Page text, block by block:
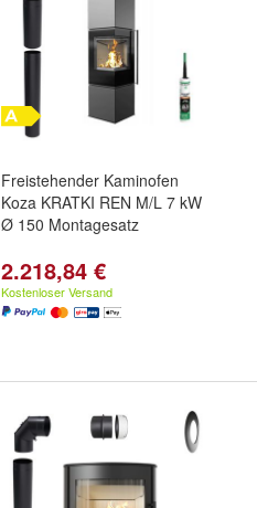
Freistehender Kaminofen
Koza KRATKI REN M/L 7 kW
Ø 150 Montagesatz
2.218,84 €
Kostenloser Versand